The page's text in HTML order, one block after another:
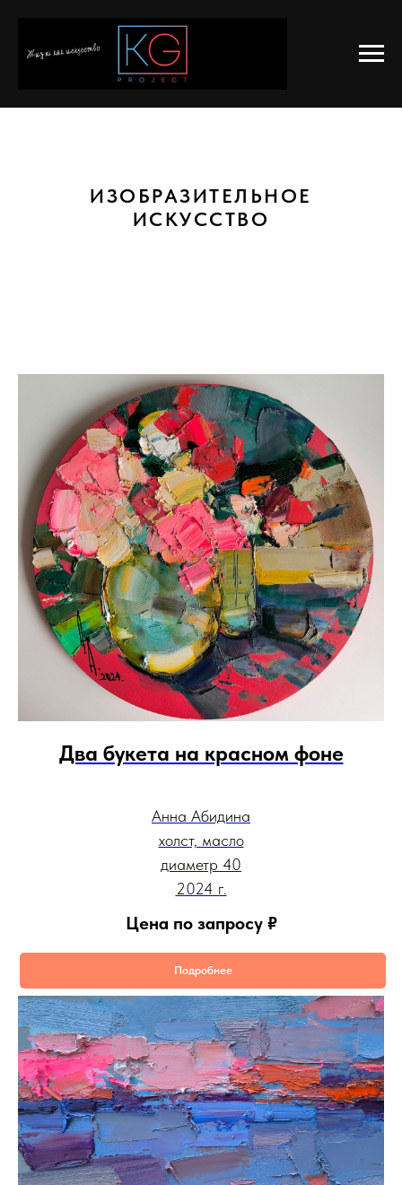
ИЗОБРАЗИТЕЛЬНОЕ
ИСКУССТВО
Два букета на красном фоне
Анна Абидина
холст, масло
диаметр 40
2024 г.
Цена по запросу ₽
Подробнее